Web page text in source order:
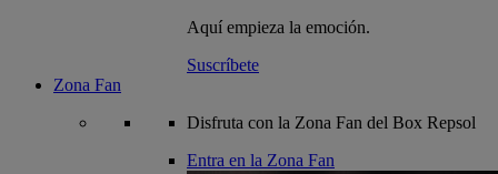
Aquí empieza la emoción.
Suscríbete
Zona Fan
Disfruta con la Zona Fan del Box Repsol
Entra en la Zona Fan